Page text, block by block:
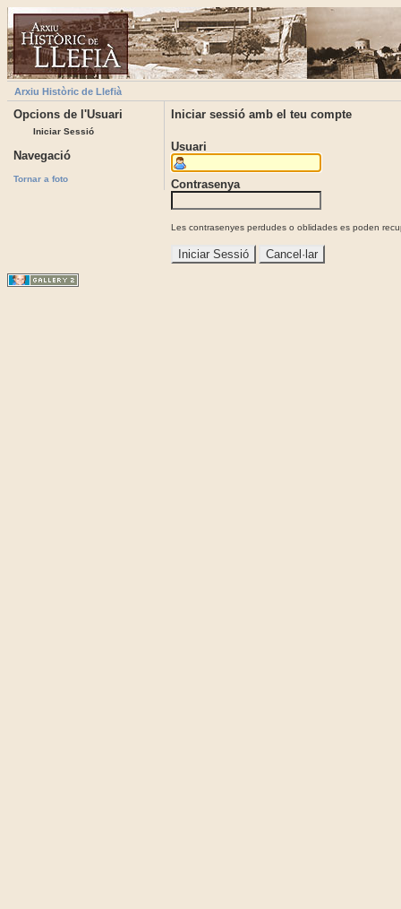
Arxiu Històric de Llefià
Opcions de l'Usuari
Iniciar Sessió
Navegació
Tornar a foto
Iniciar sessió amb el teu compte
Usuari
Contrasenya
Les contrasenyes perdudes o oblidades es poden